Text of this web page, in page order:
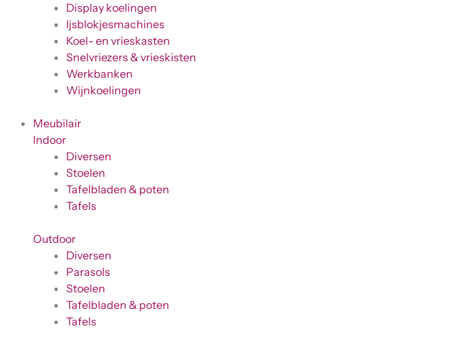
Display koelingen
Ijsblokjesmachines
Koel- en vrieskasten
Snelvriezers & vrieskisten
Werkbanken
Wijnkoelingen
Meubilair
Indoor
Diversen
Stoelen
Tafelbladen & poten
Tafels
Outdoor
Diversen
Parasols
Stoelen
Tafelbladen & poten
Tafels